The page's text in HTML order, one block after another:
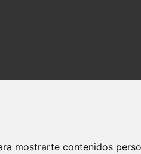
mostrarte contenidos